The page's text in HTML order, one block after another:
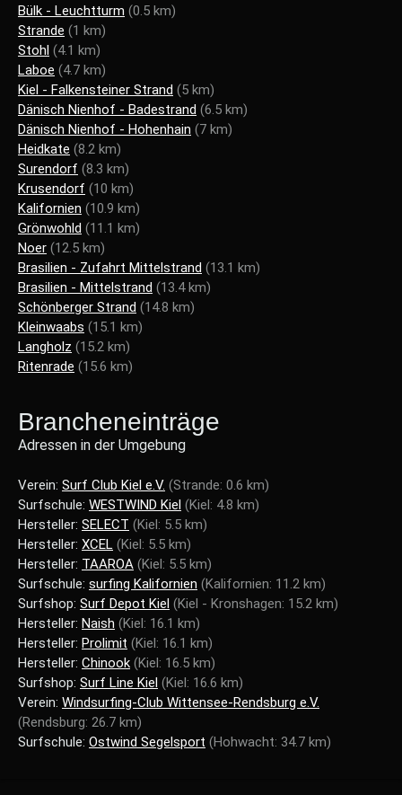
Bülk - Leuchtturm (0.5 km)
Strande (1 km)
Stohl (4.1 km)
Laboe (4.7 km)
Kiel - Falkensteiner Strand (5 km)
Dänisch Nienhof - Badestrand (6.5 km)
Dänisch Nienhof - Hohenhain (7 km)
Heidkate (8.2 km)
Surendorf (8.3 km)
Krusendorf (10 km)
Kalifornien (10.9 km)
Grönwohld (11.1 km)
Noer (12.5 km)
Brasilien - Zufahrt Mittelstrand (13.1 km)
Brasilien - Mittelstrand (13.4 km)
Schönberger Strand (14.8 km)
Kleinwaabs (15.1 km)
Langholz (15.2 km)
Ritenrade (15.6 km)
Brancheneinträge
Adressen in der Umgebung
Verein: Surf Club Kiel e.V. (Strande: 0.6 km)
Surfschule: WESTWIND Kiel (Kiel: 4.8 km)
Hersteller: SELECT (Kiel: 5.5 km)
Hersteller: XCEL (Kiel: 5.5 km)
Hersteller: TAAROA (Kiel: 5.5 km)
Surfschule: surfing Kalifornien (Kalifornien: 11.2 km)
Surfshop: Surf Depot Kiel (Kiel - Kronshagen: 15.2 km)
Hersteller: Naish (Kiel: 16.1 km)
Hersteller: Prolimit (Kiel: 16.1 km)
Hersteller: Chinook (Kiel: 16.5 km)
Surfshop: Surf Line Kiel (Kiel: 16.6 km)
Verein: Windsurfing-Club Wittensee-Rendsburg e.V.
(Rendsburg: 26.7 km)
Surfschule: Ostwind Segelsport (Hohwacht: 34.7 km)